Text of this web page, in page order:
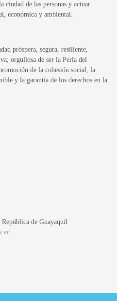
ciudad de las personas y actuar
económica y ambiental.
próspera, segura, resiliente,
orgullosa de ser la Perla del
de la cohesión social, la
y la garantía de los derechos en la
de Guayaquil